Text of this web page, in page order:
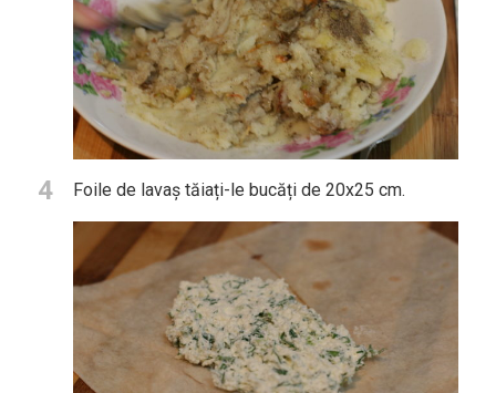
4 Foile de lavaș tăiați-le bucăți de 20x25 cm.